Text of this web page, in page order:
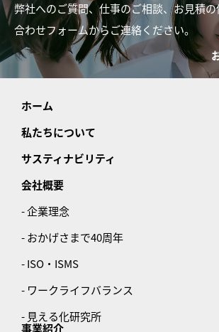
弊社へのご質問、仕事のご相談、お見積
合わせフォームからご連絡ください。
ホーム
私たちについて
サスティナビリティ
会社概要
- 企業理念
- おかげさまで40周年
- ISO・ISMS
- ワークライフバランス
- 見える化研究所
事業紹介